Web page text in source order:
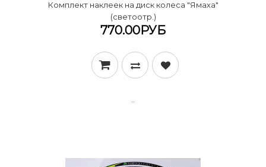
Комплект наклеек на диск колеса "Ямаха"
(светоотр.)
770.00РУБ